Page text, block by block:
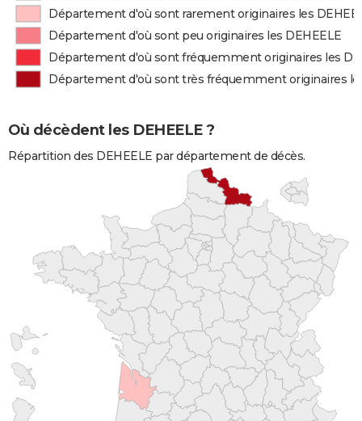
Département d'où sont rarement originaires les
Département d'où sont peu originaires les DEHEELE
Département d'où sont fréquemment originaires les
Département d'où sont très fréquemment originaires
Où décèdent les DEHEELE ?
Répartition des DEHEELE par département de décès.